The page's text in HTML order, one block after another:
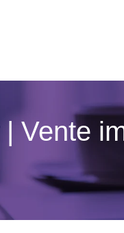
Vente